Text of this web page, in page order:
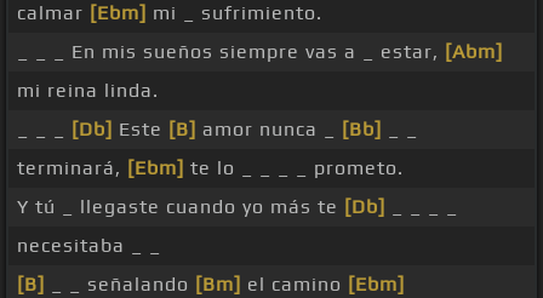
calmar [Ebm] mi _ sufrimiento.
_ _ _ En mis sueños siempre vas a _ estar, [Abm]
mi reina linda.
[Db] Este [B] amor nunca _ [Bb]
terminará, [Ebm] te lo _ _ _ _ prometo.
Y tú _ llegaste cuando yo más te [Db]
necesitaba _ _
[B]
_ _ señalando [Bm] el camino [Ebm]